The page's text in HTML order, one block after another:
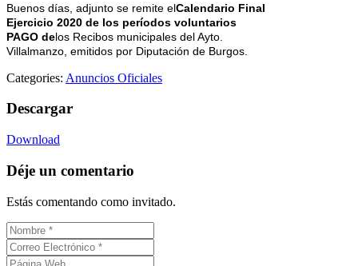
Buenos días, adjunto se remite elCalendario Final
Ejercicio 2020 de los períodos voluntarios
PAGO delos Recibos municipales del Ayto.
Villalmanzo, emitidos por Diputación de Burgos.
Categories: Anuncios Oficiales
Descargar
Download
Déje un comentario
Estás comentando como invitado.